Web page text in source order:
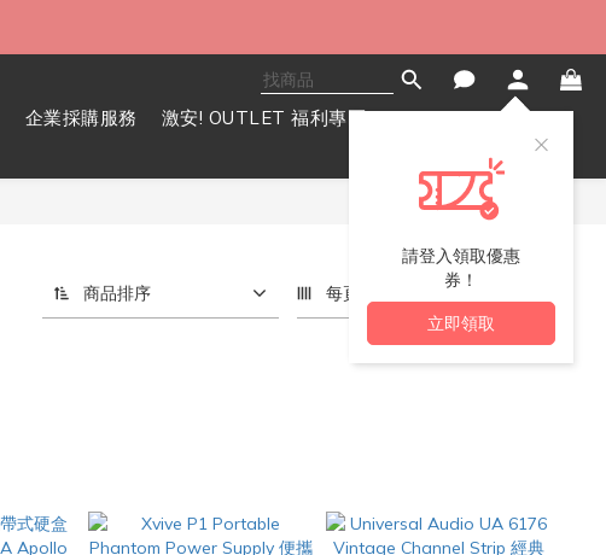
請登入領取優惠
券！
立即領取
企業採購服務 激安! OUTLET 福利專區
商品排序 每頁顯示 72 個